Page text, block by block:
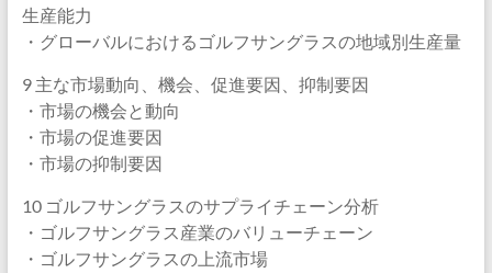
生産能力
・グローバルにおけるゴルフサングラスの地域別生産量
9 主な市場動向、機会、促進要因、抑制要因
・市場の機会と動向
・市場の促進要因
・市場の抑制要因
10 ゴルフサングラスのサプライチェーン分析
・ゴルフサングラス産業のバリューチェーン
・ゴルフサングラスの上流市場